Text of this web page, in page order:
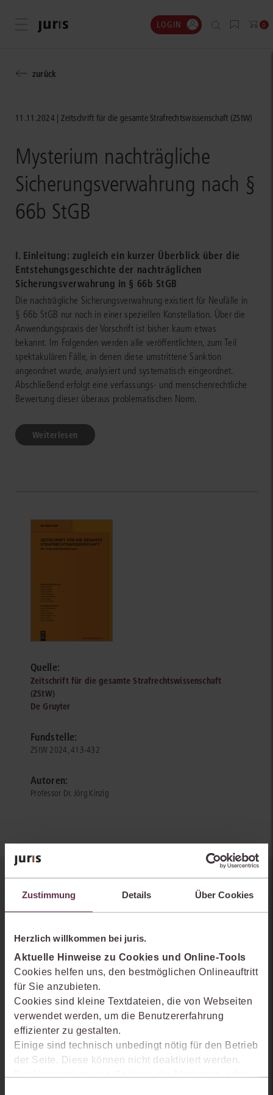
Zustimmung Details Über Cookies
Herzlich willkommen bei juris.
Aktuelle Hinweise zu Cookies und Online-Tools
Cookies helfen uns, den bestmöglichen Onlineauftritt
für Sie anzubieten.
Cookies sind kleine Textdateien, die von Webseiten
verwendet werden, um die Benutzererfahrung
effizienter zu gestalten.
Einige sind technisch unbedingt nötig für den Betrieb
der Seite. Diese können nicht deaktiviert werden.
Der Verwendung von Cookies, die Marketing- oder
Menü öffnen LOGIN 0
zurück
11.11.2024 Zeitschrift für die gesamte Strafrechtswissenschaft (ZStW)
Mysterium nachträgliche
Sicherungsverwahrung nach §
66b StGB
I. Einleitung: zugleich ein kurzer Überblick über die
Entstehungsgeschichte der nachträglichen
Sicherungsverwahrung in § 66b StGB
Die nachträgliche Sicherungsverwahrung existiert für Neufälle in
§ 66b StGB nur noch in einer speziellen Konstellation. Über die
Anwendungspraxis der Vorschrift ist bisher kaum etwas
bekannt. Im Folgenden werden alle veröffentlichten, zum Teil
spektakulären Fälle, in denen diese umstrittene Sanktion
angeordnet wurde, analysiert und systematisch eingeordnet.
Abschließend erfolgt eine verfassungs- und menschenrechtliche
Bewertung dieser überaus problematischen Norm.
Weiterlesen
Quelle:
Zeitschrift für die gesamte Strafrechtswissenschaft
(ZStW)
De Gruyter
Fundstelle:
ZStW 2024, 413-432
Autoren:
Professor Dr. Jörg Kinzig
Sie kennen juris noch nicht?
Erhalten Sie einen Einblick, wie juris das Rechts- und
Möglichkeiten Ihnen das juris Portal bietet und wie mit juris Ihre
Arbeitsprozesse einfacher und effizienter werden.